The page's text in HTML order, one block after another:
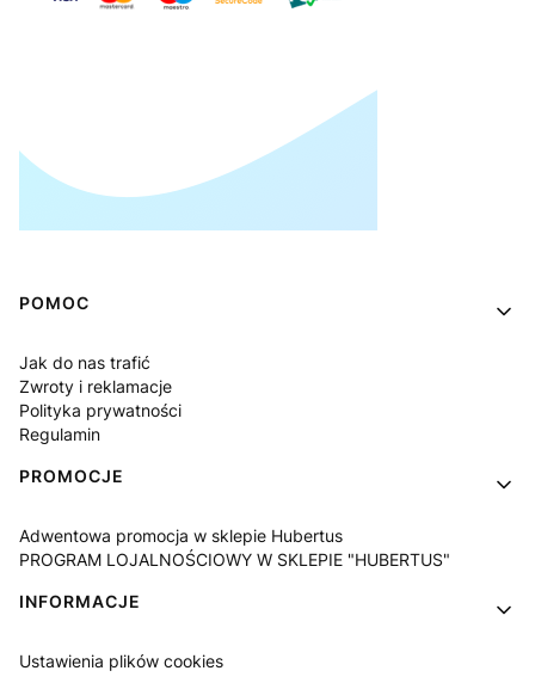
Linki w stopce
POMOC
Jak do nas trafić
Zwroty i reklamacje
Polityka prywatności
Regulamin
PROMOCJE
Adwentowa promocja w sklepie Hubertus
PROGRAM LOJALNOŚCIOWY W SKLEPIE "HUBERTUS"
INFORMACJE
Ustawienia plików cookies